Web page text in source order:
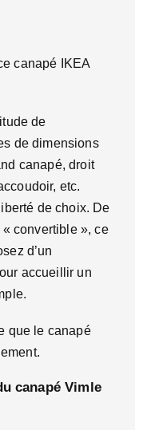
canapé IKEA
de
de dimensions
canapé, droit
etc.
de choix. De
convertible », ce
d’un
accueillir un
que le canapé
canapé Vimle